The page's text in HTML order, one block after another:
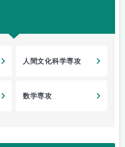
人間文化科学専攻
数学専攻